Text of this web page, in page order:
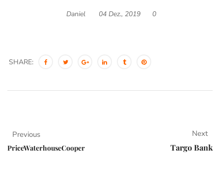
Daniel 04 Dez., 2019 0
SHARE:
Previous
PriceWaterhouseCooper
Next
Targo Bank